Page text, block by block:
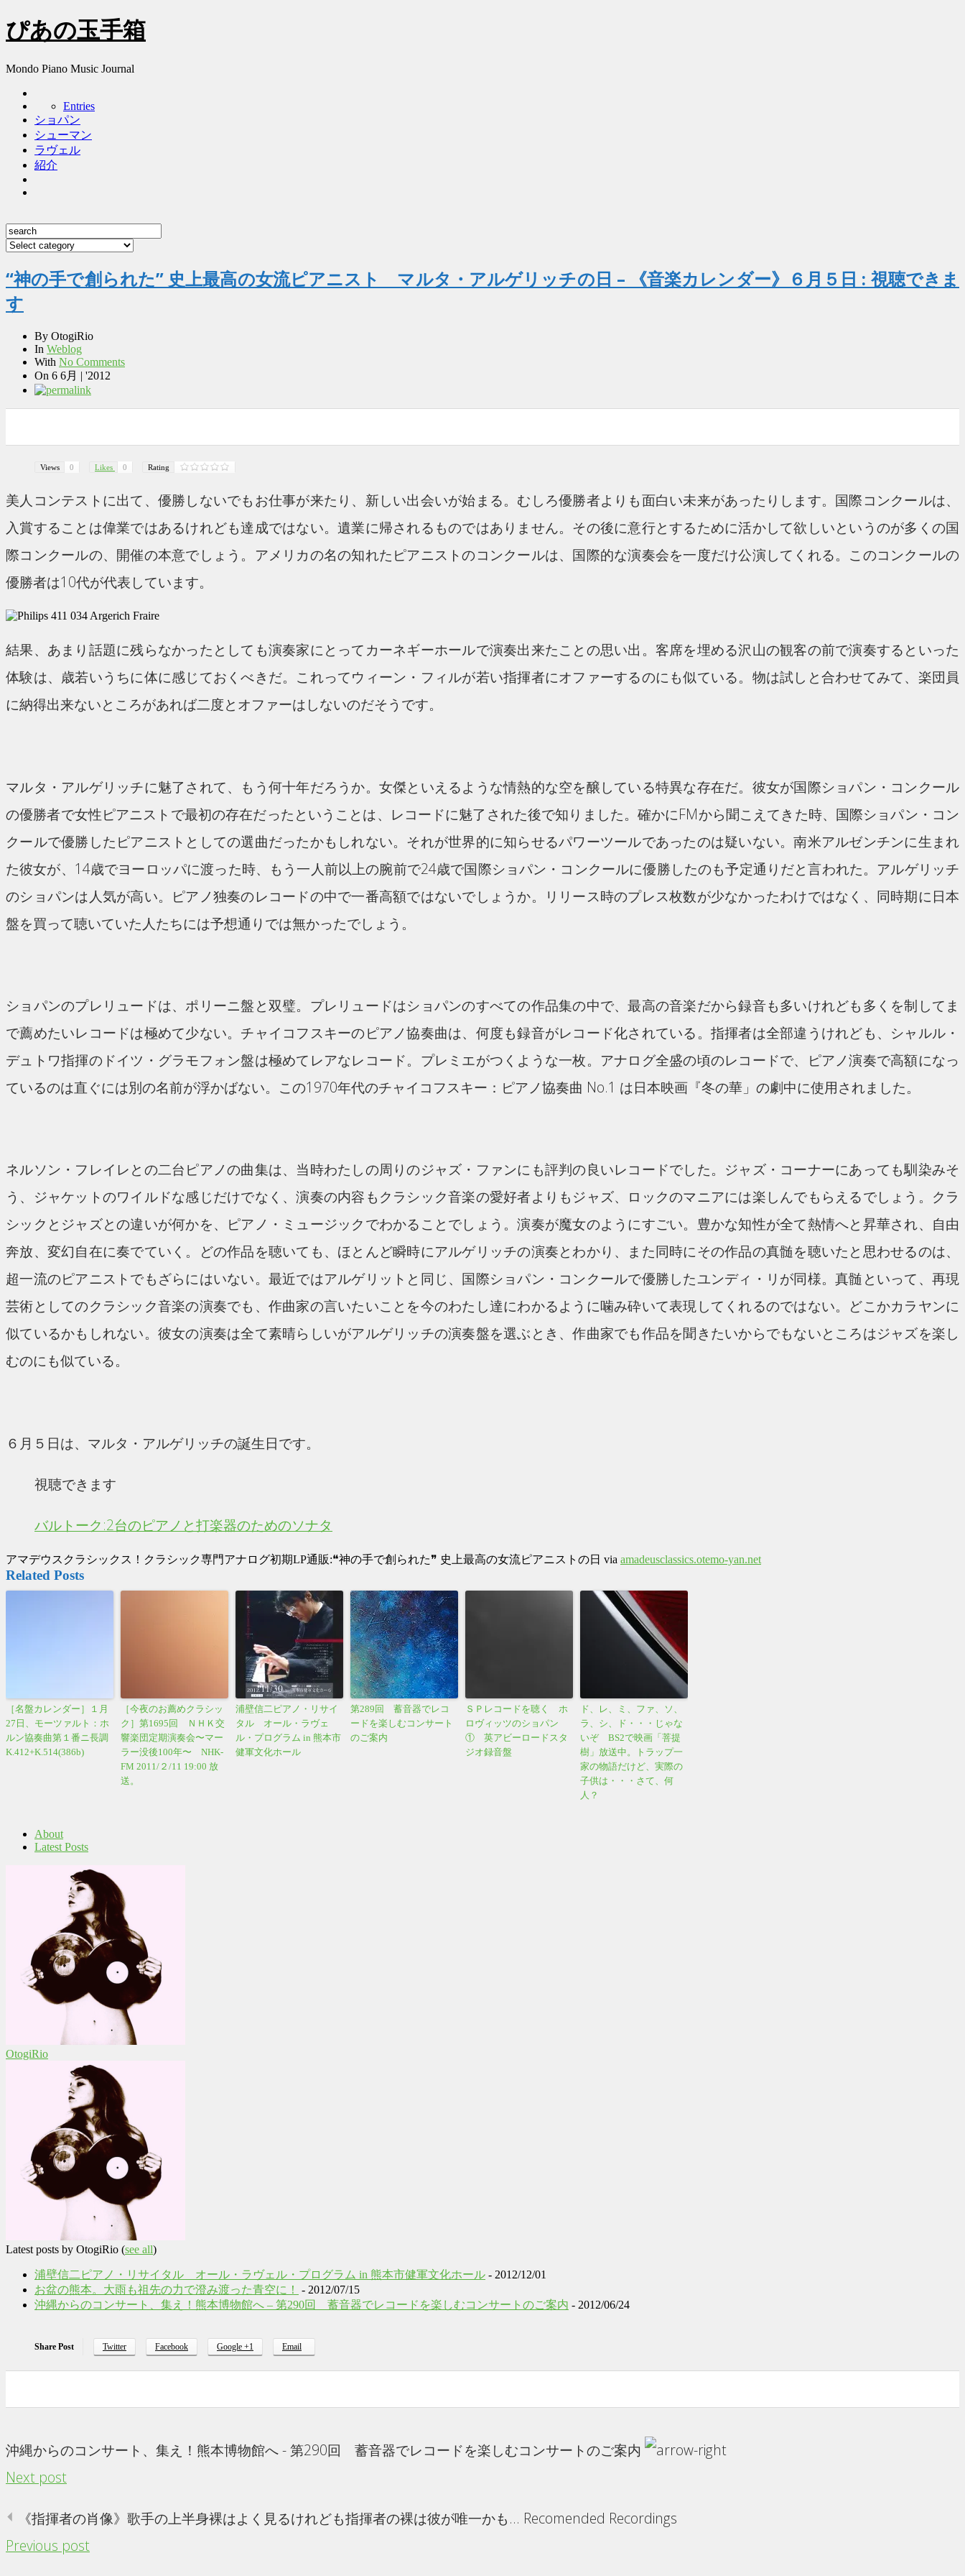
ぴあの玉手箱
Mondo Piano Music Journal
Entries
ショパン
シューマン
ラヴェル
紹介
“神の手で創られた” 史上最高の女流ピアニスト マルタ・アルゲリッチの日 – 《音楽カレンダー》６月５日 : 視聴できま
す
By OtogiRio
In Weblog
With No Comments
On 6 6月 | '2012
Views 0 Likes 0 Rating
美人コンテストに出て、優勝しないでもお仕事が来たり、新しい出会いが始まる。むしろ優勝者よりも面白い未来があったりします。国際コンクールは、
入賞することは偉業ではあるけれども達成ではない。遺業に帰されるものではありません。その後に意行とするために活かして欲しいというのが多くの国
際コンクールの、開催の本意でしょう。アメリカの名の知れたピアニストのコンクールは、国際的な演奏会を一度だけ公演してくれる。このコンクールの
優勝者は10代が代表しています。
結果、あまり話題に残らなかったとしても演奏家にとってカーネギーホールで演奏出来たことの思い出。客席を埋める沢山の観客の前で演奏するといった
体験は、歳若いうちに体に感じておくべきだ。これってウィーン・フィルが若い指揮者にオファーするのにも似ている。物は試しと合わせてみて、楽団員
に納得出来ないところがあれば二度とオファーはしないのだそうです。
マルタ・アルゲリッチに魅了されて、もう何十年だろうか。女傑といえるような情熱的な空を醸している特異な存在だ。彼女が国際ショパン・コンクール
の優勝者で女性ピアニストで最初の存在だったということは、レコードに魅了された後で知りました。確かにFMから聞こえてきた時、国際ショパン・コン
クールで優勝したピアニストとしての選曲だったかもしれない。それが世界的に知らせるパワーツールであったのは疑いない。南米アルゼンチンに生まれ
た彼女が、14歳でヨーロッパに渡った時、もう一人前以上の腕前で24歳で国際ショパン・コンクールに優勝したのも予定通りだと言われた。アルゲリッチ
のショパンは人気が高い。ピアノ独奏のレコードの中で一番高額ではないでしょうか。リリース時のプレス枚数が少なかったわけではなく、同時期に日本
盤を買って聴いていた人たちには予想通りでは無かったでしょう。
ショパンのプレリュードは、ポリーニ盤と双璧。プレリュードはショパンのすべての作品集の中で、最高の音楽だから録音も多いけれども多くを制してま
で薦めたいレコードは極めて少ない。チャイコフスキーのピアノ協奏曲は、何度も録音がレコード化されている。指揮者は全部違うけれども、シャルル・
デュトワ指揮のドイツ・グラモフォン盤は極めてレアなレコード。プレミエがつくような一枚。アナログ全盛の頃のレコードで、ピアノ演奏で高額になっ
ているのは直ぐには別の名前が浮かばない。この1970年代のチャイコフスキー：ピアノ協奏曲 No.1 は日本映画『冬の華」の劇中に使用されました。
ネルソン・フレイレとの二台ピアノの曲集は、当時わたしの周りのジャズ・ファンにも評判の良いレコードでした。ジャズ・コーナーにあっても馴染みそ
う、ジャケットのワイルドな感じだけでなく、演奏の内容もクラシック音楽の愛好者よりもジャズ、ロックのマニアには楽しんでもらえるでしょう。クラ
シックとジャズとの違いが何かを、ピアノ・ミュージックでわかることでしょう。演奏が魔女のようにすごい。豊かな知性が全て熱情へと昇華され、自由
奔放、変幻自在に奏でていく。どの作品を聴いても、ほとんど瞬時にアルゲリッチの演奏とわかり、また同時にその作品の真髄を聴いたと思わせるのは、
超一流のピアニストでもざらにはいない。最近ではアルゲリットと同じ、国際ショパン・コンクールで優勝したユンディ・リが同様。真髄といって、再現
芸術としてのクラシック音楽の演奏でも、作曲家の言いたいことを今のわたし達にわかるように噛み砕いて表現してくれるのではない。どこかカラヤンに
似ているかもしれない。彼女の演奏は全て素晴らしいがアルゲリッチの演奏盤を選ぶとき、作曲家でも作品を聞きたいからでもないところはジャズを楽し
むのにも似ている。
６月５日は、マルタ・アルゲリッチの誕生日です。
視聴できます
バルトーク:2台のピアノと打楽器のためのソナタ
アマデウスクラシックス！クラシック専門アナログ初期LP通販:❝神の手で創られた❞ 史上最高の女流ピアニストの日 via amadeusclassics.otemo-yan.net
Related Posts
［名盤カレンダー］１月
27日、モーツァルト：ホ
ルン協奏曲第１番ニ長調
K.412+K.514(386b)
［今夜のお薦めクラシッ
ク］第1695回 ＮＨＫ交
響楽団定期演奏会〜マー
ラー没後100年〜 NHK-
FM 2011/２/11 19:00 放
送。
浦壁信二ピアノ・リサイ
タル オール・ラヴェ
ル・プログラム in 熊本市
健軍文化ホール
第289回 蓄音器でレコ
ードを楽しむコンサート
のご案内
ＳＰレコードを聴く ホ
ロヴィッツのショパン
① 英アビーロードスタ
ジオ録音盤
ド、レ、ミ、ファ、ソ、
ラ、シ、ド・・・じゃな
いぞ BS2で映画「菩提
樹」放送中。トラップ一
家の物語だけど、実際の
子供は・・・さて、何
人？
About
Latest Posts
OtogiRio
Latest posts by OtogiRio (see all)
浦壁信二ピアノ・リサイタル オール・ラヴェル・プログラム in 熊本市健軍文化ホール - 2012/12/01
お盆の熊本。大雨も祖先の力で澄み渡った青空に！
- 2012/07/15
沖縄からのコンサート、集え！熊本博物館へ – 第290回 蓄音器でレコードを楽しむコンサートのご案内 - 2012/06/24
Share Post Twitter Facebook Google +1 Email
沖縄からのコンサート、集え！熊本博物館へ - 第290回 蓄音器でレコードを楽しむコンサートのご案内
Next post
《指揮者の肖像》歌手の上半身裸はよく見るけれども指揮者の裸は彼が唯一かも... Recomended Recordings
Previous post